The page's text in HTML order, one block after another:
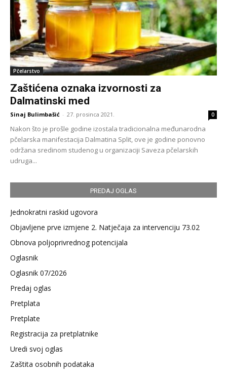
Pčelarstvo
Zaštićena oznaka izvornosti za
Dalmatinski med
Sinaj Bulimbašić - 27. prosinca 2021. 0
Nakon što je prošle godine izostala tradicionalna međunarodna
pčelarska manifestacija Dalmatina Split, ove je godine ponovno
održana sredinom studenog u organizaciji Saveza pčelarskih
udruga...
PREDAJ OGLAS
Jednokratni raskid ugovora
Objavljene prve izmjene 2. Natječaja za intervenciju 73.02
Obnova poljoprivrednog potencijala
Oglasnik
Oglasnik 07/2026
Predaj oglas
Pretplata
Pretplate
Registracija za pretplatnike
Uredi svoj oglas
Zaštita osobnih podataka